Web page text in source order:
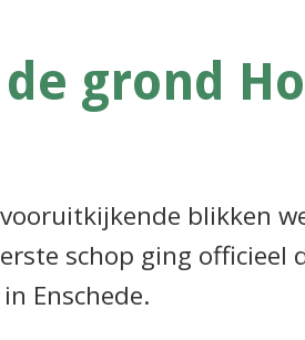
grond
blikken
schop ging officieel
Enschede.